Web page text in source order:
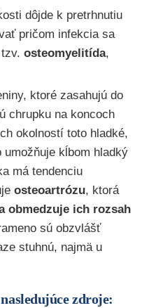
dôjde k pretrhnutiu
pričom infekcia sa
osteomyelitída,
ktoré zasahujú do
chrupku na koncoch
okolností toto hladké,
umožňuje kĺbom hladký
má tendenciu
osteoartrózu, ktorá
obmedzuje ich rozsah
sú obzvlášť
stuhnú, najmä u
zdroje: